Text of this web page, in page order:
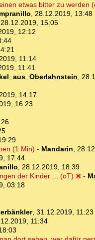
etwas bitter zu werden
28.12.2019, 13:48
28.12.2019, 15:05
12:12
11:14
11:41
14:17
16:23
(1 Min) - Mandarin
17:44
28.12.2019, 18:39
der Kinder ... (oT)
-
03:18
, 31.12.2019, 11:23
11:34